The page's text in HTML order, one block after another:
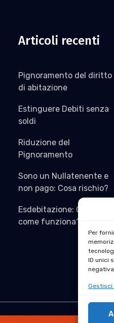
Per
ID unici
Gestisci
Articoli recenti
Pignoramento del diritto
di abitazione
Estinguere Debiti senza
soldi
Riduzione del
Pignoramento
Sono un Nullatenente e
non pago: Cosa rischio?
Esdebitazione: Cos’è e
come funziona?